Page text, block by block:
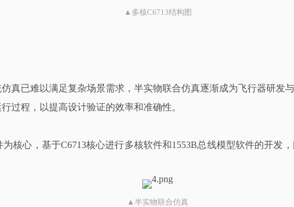
▲多核C6713结构图
真已难以满足复杂场景需求，半实物联合仿真逐渐成为飞行器研发
过程，以提高设计验证的效率和准确性。
核心，基于C6713核心进行多核软件和1553B总线模型软件的开发
▲半实物联合仿真